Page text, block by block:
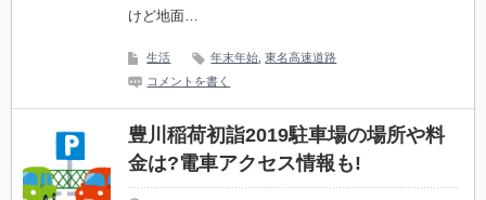
けど地面…
生活 年末年始 ,東名高速道路
コメントを書く
豊川稲荷初詣2019駐車場の場所や料
金は?電車アクセス情報も!